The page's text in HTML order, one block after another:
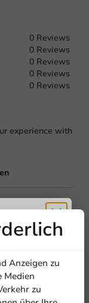
0 Reviews
0 Reviews
0 Reviews
0 Reviews
0 Reviews
experience with
Anzeigen zu
Medien
zu